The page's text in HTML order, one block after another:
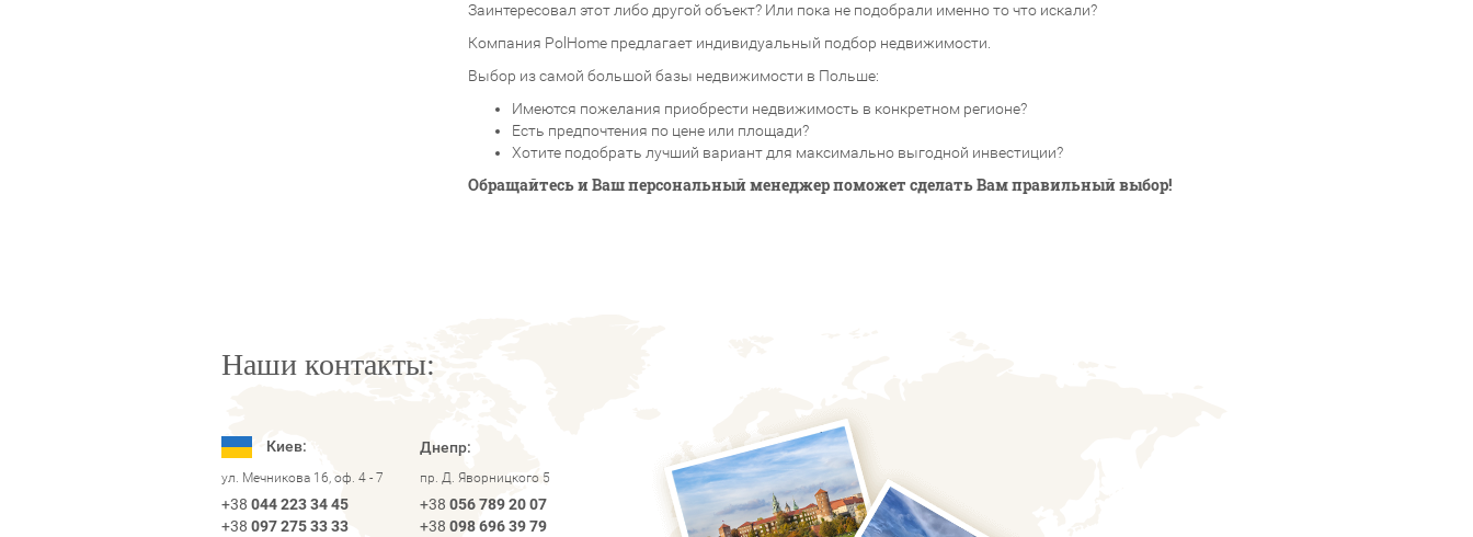
Заинтересовал этот либо другой объект? Или пока не подобрали именно то что искали?
Компания PolHome предлагает индивидуальный подбор недвижимости.
Выбор из самой большой базы недвижимости в Польше:
Имеются пожелания приобрести недвижимость в конкретном регионе?
Есть предпочтения по цене или площади?
Хотите подобрать лучший вариант для максимально выгодной инвестиции?
Обращайтесь и Ваш персональный менеджер поможет сделать Вам правильный выбор!
Наши контакты:
Киев:
ул. Мечникова 16, оф. 4 - 7
+38 044 223 34 45
+38 097 275 33 33
Днепр:
пр. Д. Яворницкого 5
+38 056 789 20 07
+38 098 696 39 79